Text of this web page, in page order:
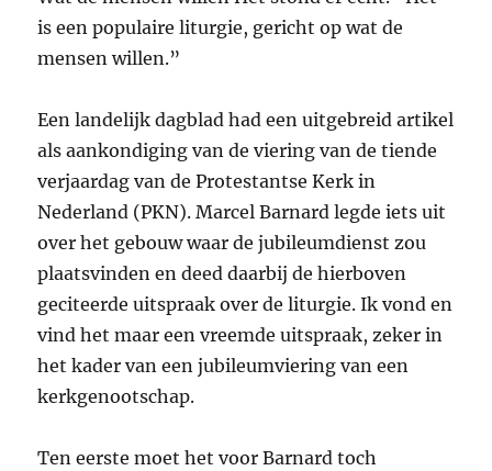
is een populaire liturgie, gericht op wat de
mensen willen.”
Een landelijk dagblad had een uitgebreid artikel
als aankondiging van de viering van de tiende
verjaardag van de Protestantse Kerk in
Nederland (PKN). Marcel Barnard legde iets uit
over het gebouw waar de jubileumdienst zou
plaatsvinden en deed daarbij de hierboven
geciteerde uitspraak over de liturgie. Ik vond en
vind het maar een vreemde uitspraak, zeker in
het kader van een jubileumviering van een
kerkgenootschap.
Ten eerste moet het voor Barnard toch